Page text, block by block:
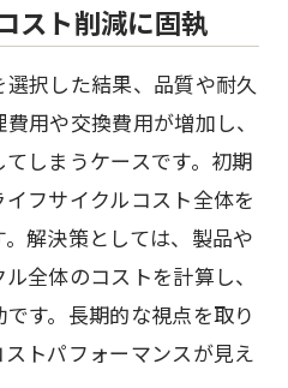
スト削減に固執
択した結果、品質や耐久
用や交換費用が増加し、
しまうケースです。初期
フサイクルコスト全体を
解決策としては、製品や
全体のコストを計算し、
す。長期的な視点を取り
トパフォーマンスが見え